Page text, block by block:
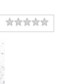
Rating